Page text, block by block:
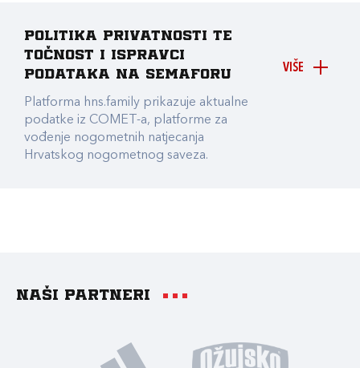
VIŠE
Politika privatnosti te
točnost i ispravci
podataka na Semaforu
Platforma hns.family prikazuje aktualne
podatke iz COMET-a, platforme za
vođenje nogometnih natjecanja
Hrvatskog nogometnog saveza.
Naši partneri